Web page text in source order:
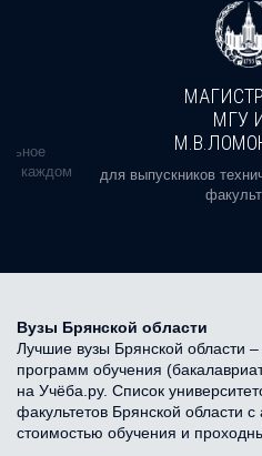
в каждом
МГУ
для выпускников
Вузы Брянской области
Лучшие вузы Брянской области
программ обучения
на Учёба.ру. Список
факультетов Брянской области
стоимостью обучения и